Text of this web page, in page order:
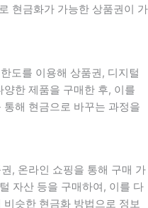
현금화가 가능한 상품권이 가
도를 이용해 상품권, 디지털
한 제품을 구매한 후, 이를
해 현금으로 바꾸는 과정을
, 온라인 쇼핑을 통해 구매 가
자산 등을 구매하여, 이를 다
슷한 현금화 방법으로 정보